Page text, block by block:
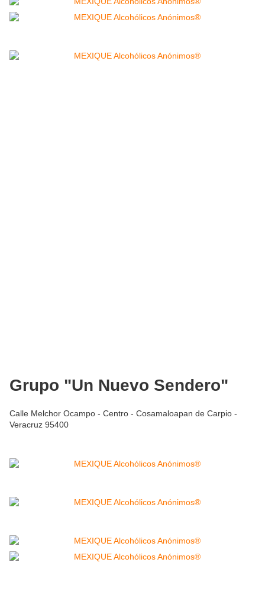
Grupo "Un Nuevo Sendero"
Calle Melchor Ocampo - Centro - Cosamaloapan de Carpio -
Veracruz 95400